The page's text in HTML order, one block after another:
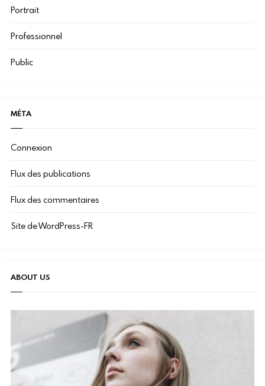
Portrait
Professionnel
Public
MÉTA
Connexion
Flux des publications
Flux des commentaires
Site de WordPress-FR
ABOUT US